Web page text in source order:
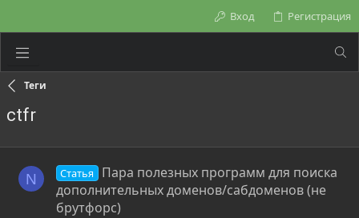
Вход Регистрация
Теги
ctfr
N Статья
Пара полезных программ для поиска
дополнительных доменов/сабдоменов (не
брутфорс)